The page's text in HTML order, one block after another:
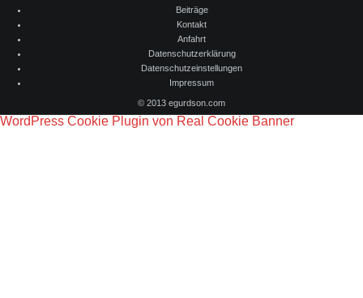
Beiträge
Kontakt
Anfahrt
Datenschutzerklärung
Datenschutzeinstellungen
Impressum
© 2013 egurdson.com
WordPress Cookie Plugin von Real Cookie Banner